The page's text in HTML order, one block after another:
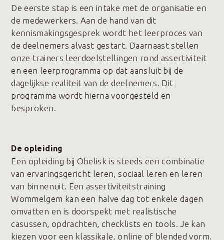
De eerste stap is een intake met de organisatie en
de medewerkers. Aan de hand van dit
kennismakingsgesprek wordt het leerproces van
de deelnemers alvast gestart. Daarnaast stellen
onze trainers leerdoelstellingen rond assertiviteit
en een leerprogramma op dat aansluit bij de
dagelijkse realiteit van de deelnemers. Dit
programma wordt hierna voorgesteld en
besproken.
De opleiding
Een opleiding bij Obelisk is steeds een combinatie
van ervaringsgericht leren, sociaal leren en leren
van binnenuit. Een assertiviteitstraining
Wommelgem kan een halve dag tot enkele dagen
omvatten en is doorspekt met realistische
casussen, opdrachten, checklists en tools. Je kan
kiezen voor een klassikale, online of blended vorm.